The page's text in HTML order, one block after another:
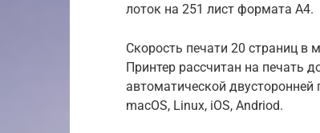
лоток на 251 лист формата А4.
Скорость печати 20 страниц в
Принтер рассчитан на печать
автоматической двусторонней
macOS, Linux, iOS, Andriod.